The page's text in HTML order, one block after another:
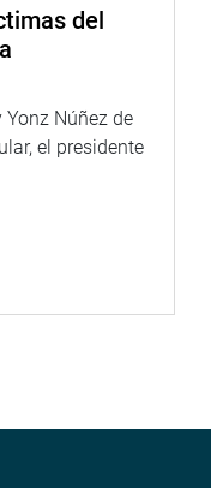
del
Núñez de
el presidente